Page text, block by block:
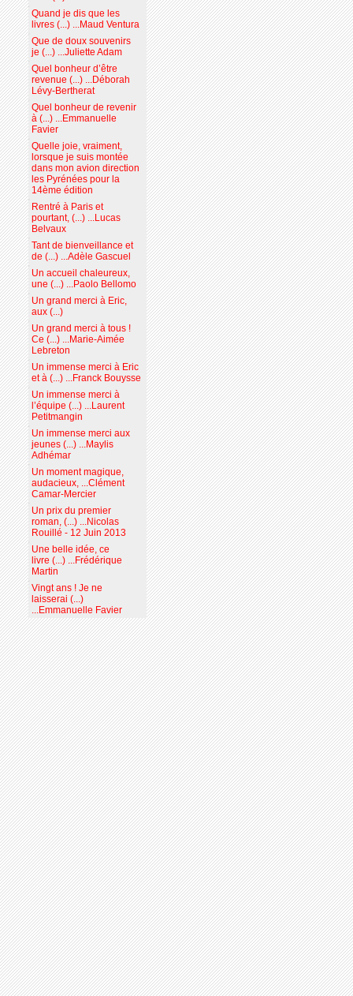
Quand je dis que les
livres (...) ...Maud Ventura
Que de doux souvenirs
je (...) ...Juliette Adam
Quel bonheur d’être
revenue (...) ...Déborah
Lévy-Bertherat
Quel bonheur de revenir
à (...) ...Emmanuelle
Favier
Quelle joie, vraiment,
lorsque je suis montée
dans mon avion direction
les Pyrénées pour la
14ème édition
Rentré à Paris et
pourtant, (...) ...Lucas
Belvaux
Tant de bienveillance et
de (...) ...Adèle Gascuel
Un accueil chaleureux,
une (...) ...Paolo Bellomo
Un grand merci à Eric,
aux (...)
Un grand merci à tous !
Ce (...) ...Marie-Aimée
Lebreton
Un immense merci à Eric
et à (...) ...Franck Bouysse
Un immense merci à
l’équipe (...) ...Laurent
Petitmangin
Un immense merci aux
jeunes (...) ...Maylis
Adhémar
Un moment magique,
audacieux, ...Clément
Camar-Mercier
Un prix du premier
roman, (...) ...Nicolas
Rouillé - 12 Juin 2013
Une belle idée, ce
livre (...) ...Frédérique
Martin
Vingt ans ! Je ne
laisserai (...)
...Emmanuelle Favier